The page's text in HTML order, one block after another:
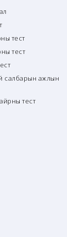
тест
тест
салбарын ажлын
тест